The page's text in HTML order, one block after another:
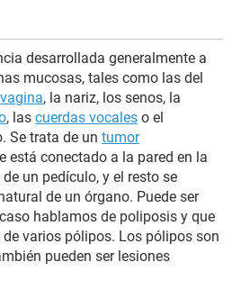
desarrollada generalmente a
mucosas, tales como las del
vagina, la nariz, los senos, la
, las cuerdas vocales o el
Se trata de un tumor
está conectado a la pared en la
un pedículo, y el resto se
de un órgano. Puede ser
hablamos de poliposis y que
varios pólipos. Los pólipos son
pueden ser lesiones